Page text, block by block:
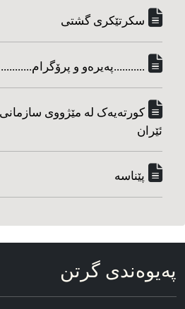
سکرتێکری گشتی
...........په‌یره‌و و پرۆگرام...........
کورته‌یه‌ک له مێژووی
ئێران
پێناسه‌
په‌یوه‌ندی گرتن